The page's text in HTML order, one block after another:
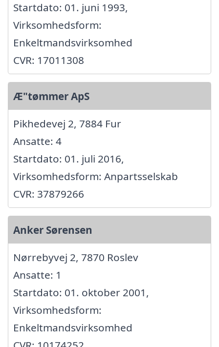
Startdato: 01. juni 1993,
Virksomhedsform:
Enkeltmandsvirksomhed
CVR: 17011308
Æ"tømmer ApS
Pikhedevej 2, 7884 Fur
Ansatte: 4
Startdato: 01. juli 2016,
Virksomhedsform: Anpartsselskab
CVR: 37879266
Anker Sørensen
Nørrebyvej 2, 7870 Roslev
Ansatte: 1
Startdato: 01. oktober 2001,
Virksomhedsform:
Enkeltmandsvirksomhed